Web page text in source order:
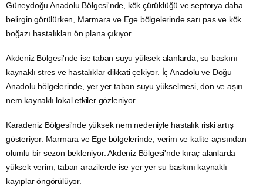
Güneydoğu Anadolu Bölgesi'nde, kök çürüklüğü ve septorya daha
belirgin görülürken, Marmara ve Ege bölgelerinde sarı pas ve kök
boğazı hastalıkları ön plana çıkıyor.
Akdeniz Bölgesi'nde ise taban suyu yüksek alanlarda,su baskını
kaynaklı stres ve hastalıklar dikkati çekiyor. İç Anadolu ve Doğu
Anadolu bölgelerinde, yer yer taban suyu yükselmesi, don ve aşırı
nem kaynaklı lokal etkiler gözleniyor.
Karadeniz Bölgesi'nde yüksek nem nedeniyle hastalık riski artış
gösteriyor. Marmara ve Ege bölgelerinde, verim ve kalite açısından
olumlu bir sezon bekleniyor. Akdeniz Bölgesi'nde kıraç alanlarda
yüksek verim, taban arazilerde ise yer yer su baskını kaynaklı
kayıplar öngörülüyor.